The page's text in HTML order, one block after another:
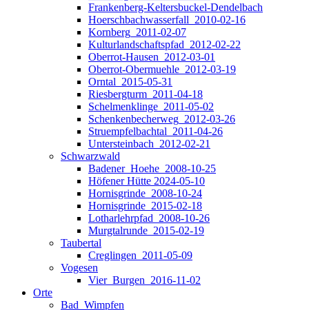
Frankenberg-Keltersbuckel-Dendelbach
Hoerschbachwasserfall_2010-02-16
Kornberg_2011-02-07
Kulturlandschaftspfad_2012-02-22
Oberrot-Hausen_2012-03-01
Oberrot-Obermuehle_2012-03-19
Orntal_2015-05-31
Riesbergturm_2011-04-18
Schelmenklinge_2011-05-02
Schenkenbecherweg_2012-03-26
Struempfelbachtal_2011-04-26
Untersteinbach_2012-02-21
Schwarzwald
Badener_Hoehe_2008-10-25
Höfener Hütte 2024-05-10
Hornisgrinde_2008-10-24
Hornisgrinde_2015-02-18
Lotharlehrpfad_2008-10-26
Murgtalrunde_2015-02-19
Taubertal
Creglingen_2011-05-09
Vogesen
Vier_Burgen_2016-11-02
Orte
Bad_Wimpfen